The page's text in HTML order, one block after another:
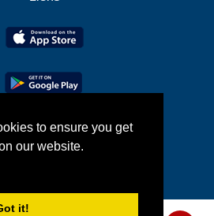
to ensure you get
our website.
it!